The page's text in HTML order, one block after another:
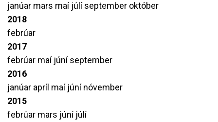
janúar mars maí júlíseptember október
2018
febrúar
2017
febrúar maí júníseptember
2016
janúar apríl maí júnínóvember
2015
febrúar mars júní júlí